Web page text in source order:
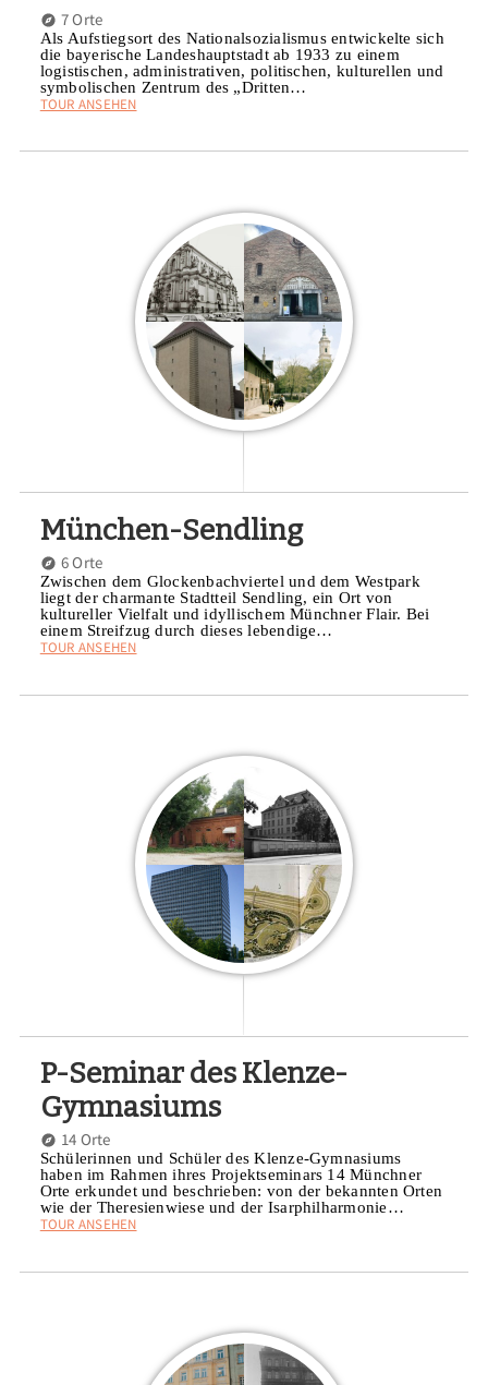
7 Orte
Als Aufstiegsort des Nationalsozialismus entwickelte sich
die bayerische Landeshauptstadt ab 1933 zu einem
logistischen, administrativen, politischen, kulturellen und
symbolischen Zentrum des „Dritten…
TOUR ANSEHEN
München-Sendling
6 Orte
Zwischen dem Glockenbachviertel und dem Westpark
liegt der charmante Stadtteil Sendling, ein Ort von
kultureller Vielfalt und idyllischem Münchner Flair. Bei
einem Streifzug durch dieses lebendige…
TOUR ANSEHEN
P-Seminar des Klenze-
Gymnasiums
14 Orte
Schülerinnen und Schüler des Klenze-Gymnasiums
haben im Rahmen ihres Projektseminars 14 Münchner
Orte erkundet und beschrieben: von der bekannten Orten
wie der Theresienwiese und der Isarphilharmonie…
TOUR ANSEHEN